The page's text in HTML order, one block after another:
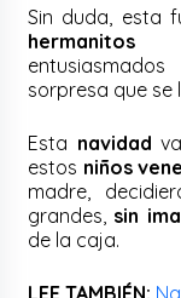
Sin duda, esta
hermanitos
sorpresa que se
Esta navidad
estos niños
madre,
grandes, sin
de la caja.
LEE TAMBIÉN: